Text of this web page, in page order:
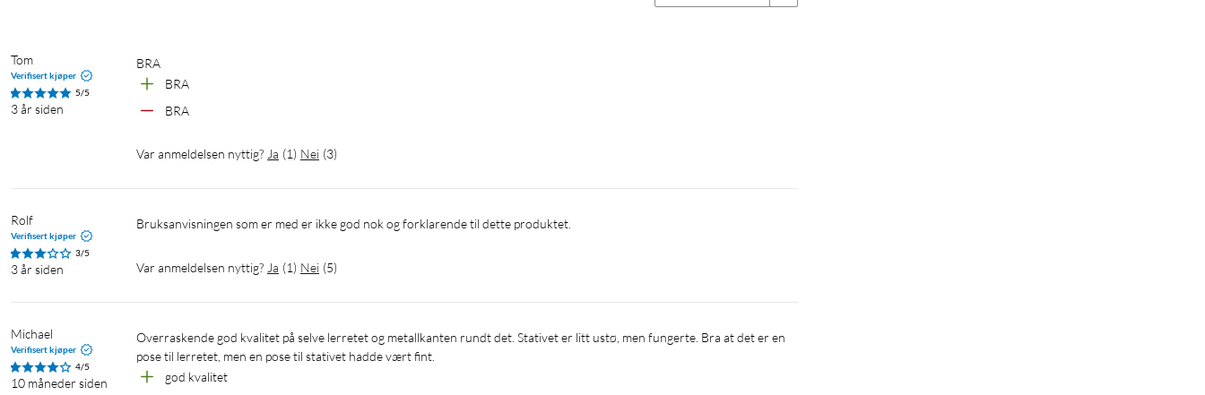
Tom
Verifisert kjøper
5/5
3 år siden
BRA
BRA
BRA
Var anmeldelsen nyttig? Ja (1) Nei (3)
Rolf
Verifisert kjøper
3/5
3 år siden
Bruksanvisningen som er med er ikke god nok og forklarende til dette produktet.
Var anmeldelsen nyttig? Ja (1) Nei (5)
Michael
Verifisert kjøper
4/5
10 måneder siden
Overraskende god kvalitet på selve lerretet og metallkanten rundt det. Stativet er litt ustø, men fungerte. Bra at det er en
god kvalitet